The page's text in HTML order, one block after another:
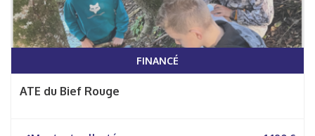
FINANCÉ
ATE du Bief Rouge